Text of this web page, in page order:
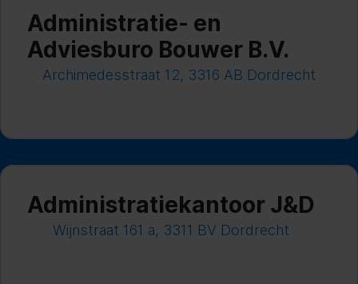
Administratie- en
Adviesburo Bouwer B.V.
Archimedesstraat 12, 3316 AB Dordrecht
Administratiekantoor J&D
Wijnstraat 161 a, 3311 BV Dordrecht